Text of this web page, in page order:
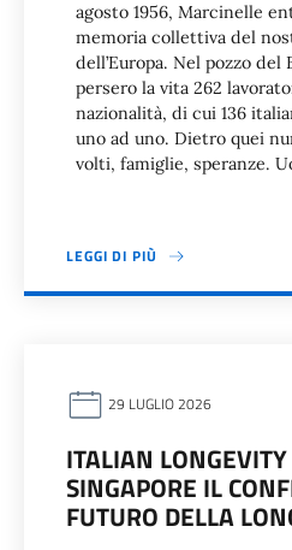
agosto 1956, Marcinelle
memoria collettiva del
dell’Europa. Nel pozzo del
persero la vita 262
nazionalità, di cui 136
uno ad uno. Dietro quei
volti, famiglie, speranze.
LEGGI DI PIÙ
29 LUGLIO 2026
ITALIAN
SINGAPORE IL
FUTURO DELLA